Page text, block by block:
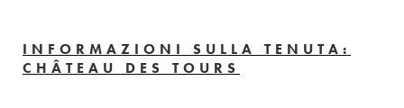
INFORMAZIONI SULLA TENUTA:
CHÂTEAU DES TOURS